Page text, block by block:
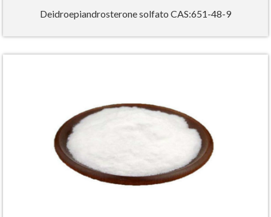
Deidroepiandrosterone solfato CAS:651-48-9